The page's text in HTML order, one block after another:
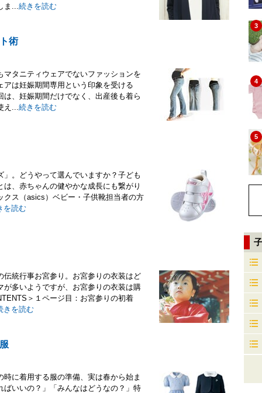
ま...続きを読む
術
タニティウェアでないファッションを
は妊娠期間専用という印象を受ける
、妊娠期間だけでなく、出産後も着ら
え...続きを読む
。どうやって選んでいますか？子ども
、赤ちゃんの健やかな成長にも繋がり
ス（asics）ベビー・子供靴担当者の方
を読む
統行事お宮参り。お宮参りの衣装はど
多いようですが、お宮参りの衣装は購
＞１ページ目：お宮参りの初着
きを読む
に着用する服の準備、実は春から始ま
いいの？」「みんなはどうなの？」特
3
4
5